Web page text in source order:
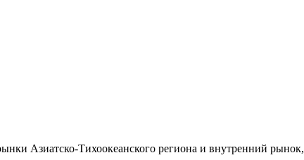
Азиатско-Тихоокеанского региона и внутренний рынок,